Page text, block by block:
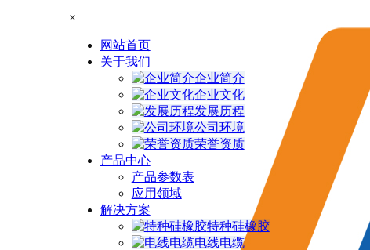
×
网站首页
关于我们
企业简介
企业文化
发展历程
公司环境
荣誉资质
产品中心
产品参数表
应用领域
解决方案
特种硅橡胶
电线电缆